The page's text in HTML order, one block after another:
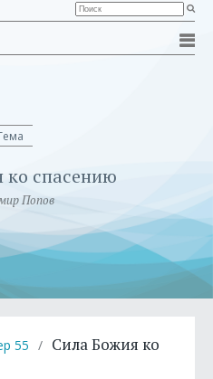
ко спасению
Попов
55 / Сила Божия ко